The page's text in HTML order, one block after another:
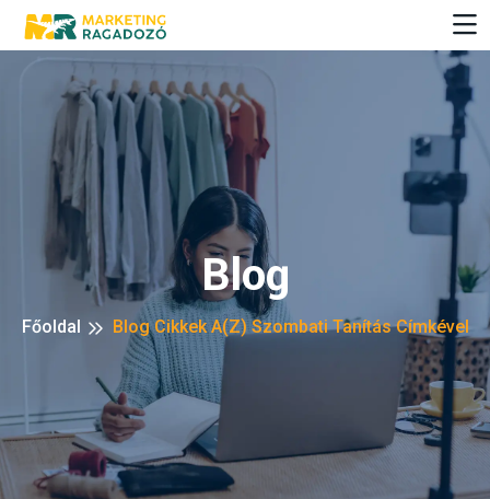
Blog
Főoldal Blog Cikkek A(z) Szombati Tanítás Címkével